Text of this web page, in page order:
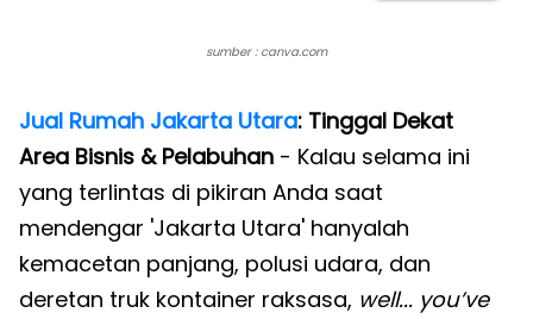
sumber : canva.com
Jual Rumah Jakarta Utara: Tinggal Dekat
Area Bisnis & Pelabuhan - Kalau selama ini
yang terlintas di pikiran Anda saat
mendengar 'Jakarta Utara' hanyalah
kemacetan panjang, polusi udara, dan
deretan truk kontainer raksasa, well... you’ve